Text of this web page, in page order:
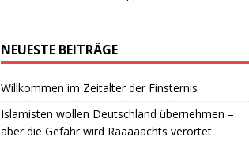
NEUESTE BEITRÄGE
Willkommen im Zeitalter der Finsternis
Islamisten wollen Deutschland übernehmen –
aber die Gefahr wird Rääääächts verortet